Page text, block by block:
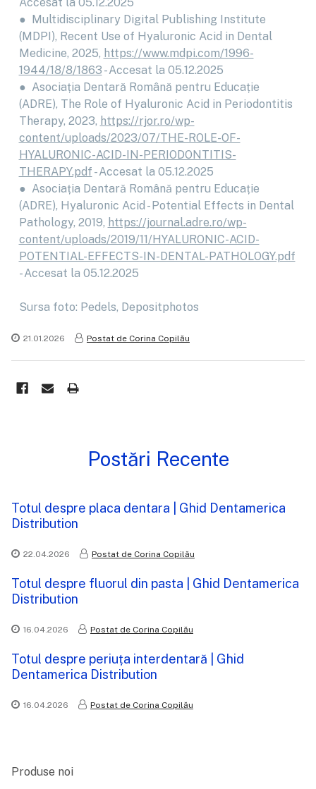
Produse noi
● Multidisciplinary Digital Publishing Institute
(MDPI), Recent Use of Hyaluronic Acid in Dental
Medicine, 2025, https://www.mdpi.com/1996-
1944/18/8/1863 - Accesat la 05.12.2025
● Asociația Dentară Română pentru Educație
(ADRE), The Role of Hyaluronic Acid in Periodontitis
Therapy, 2023, https://rjor.ro/wp-
content/uploads/2023/07/THE-ROLE-OF-
HYALURONIC-ACID-IN-PERIODONTITIS-
THERAPY.pdf - Accesat la 05.12.2025
● Asociația Dentară Română pentru Educație
(ADRE), Hyaluronic Acid - Potential Effects in Dental
Pathology, 2019, https://journal.adre.ro/wp-
content/uploads/2019/11/HYALURONIC-ACID-
POTENTIAL-EFFECTS-IN-DENTAL-PATHOLOGY.pdf
- Accesat la 05.12.2025
Sursa foto: Pedels, Depositphotos
21.01.2026 Postat de Corina Copilău
Postări Recente
Totul despre placa dentara | Ghid Dentamerica
Distribution
22.04.2026 Postat de Corina Copilău
Totul despre fluorul din pasta | Ghid Dentamerica
Distribution
16.04.2026 Postat de Corina Copilău
Totul despre periuța interdentară | Ghid
Dentamerica Distribution
16.04.2026 Postat de Corina Copilău